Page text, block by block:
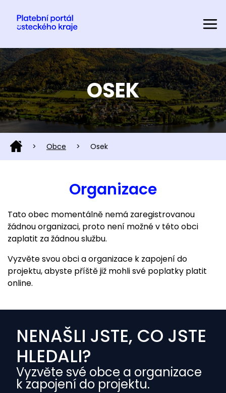
OSEK
> Obce > Osek
Organizace
Tato obec momentálně nemá zaregistrovanou
žádnou organizaci, proto není možné v této obci
zaplatit za žádnou službu.
Vyzvěte svou obci a organizace k zapojení do
projektu, abyste příště již mohli své poplatky platit
online.
NENAŠLI JSTE, CO JSTE
HLEDALI?
Vyzvěte své obce a organizace
k zapojení do projektu.